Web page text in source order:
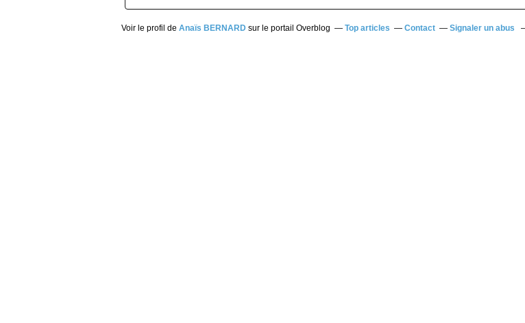
Voir le profil de Anaïs BERNARDsur le portail Overblog Top articles Contact Signaler un abus